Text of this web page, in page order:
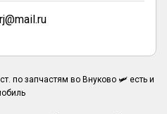
по запчастям во Внуково 🛩️ есть и